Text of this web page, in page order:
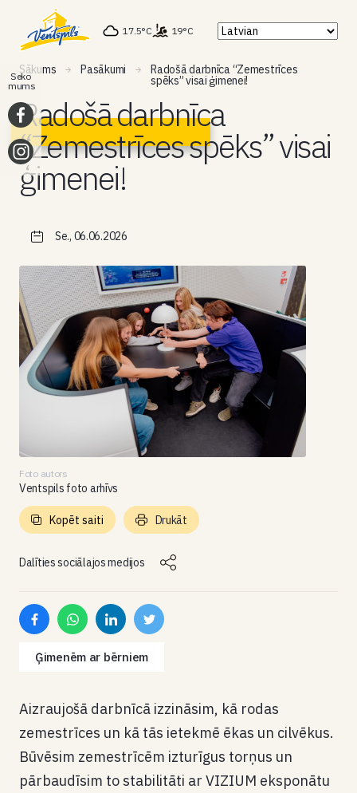
17.5°C 19°C
Sākums Pasākumi Radošā darbnīca “Zemestrīces
spēks” visai ģimenei!
Radošā darbnīca
“Zemestrīces spēks” visai
ģimenei!
Se., 06.06.2026
Foto autors
Ventspils foto arhīvs
Dalīties sociālajos medijos
Kopēt saiti Drukāt
Ģimenēm ar bērniem
Aizraujošā darbnīcā izzināsim, kā rodas
zemestrīces un kā tās ietekmē ēkas un cilvēkus.
Būvēsim zemestrīcēm izturīgus torņus un
pārbaudīsim to stabilitāti ar VIZIUM eksponātu
Seko
mums